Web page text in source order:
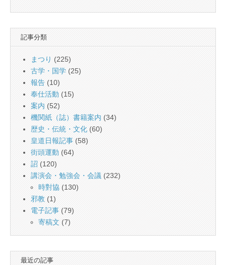
記事分類
まつり (225)
古学・国学 (25)
報告 (10)
奉仕活動 (15)
案内 (52)
機関紙（誌）書籍案内 (34)
歴史・伝統・文化 (60)
皇道日報記事 (58)
街頭運動 (64)
詔 (120)
講演会・勉強会・会議 (232)
時對協 (130)
邪教 (1)
電子記事 (79)
寄稿文 (7)
最近の記事